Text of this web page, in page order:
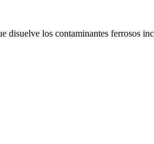
disuelve los contaminantes ferrosos